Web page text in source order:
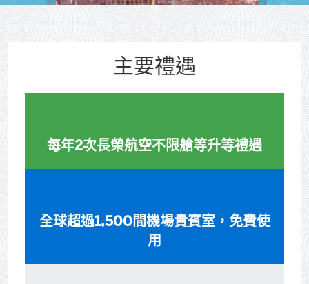
主要禮遇
每年2次長榮航空不限艙等升等禮遇
全球超過1,500間機場貴賓室，免費使
用